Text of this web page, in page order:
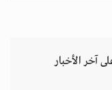
آخر الأخبار